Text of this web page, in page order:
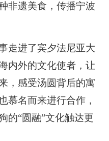
非遗美食，传播宁波
进了宾夕法尼亚大
内外的文化使者，让
，感受汤圆背后的寓
慕名而来进行合作，
的“圆融”文化触达更